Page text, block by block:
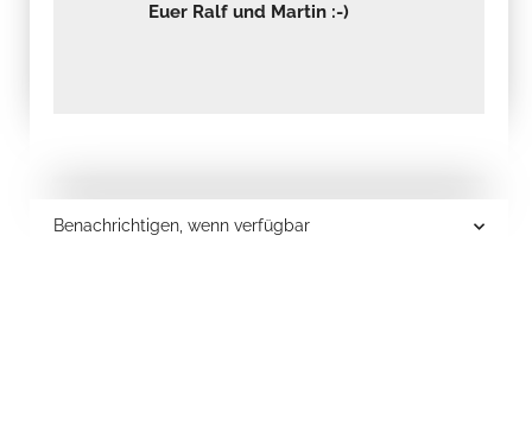
Euer Ralf und Martin :-)
Benachrichtigen, wenn verfügbar